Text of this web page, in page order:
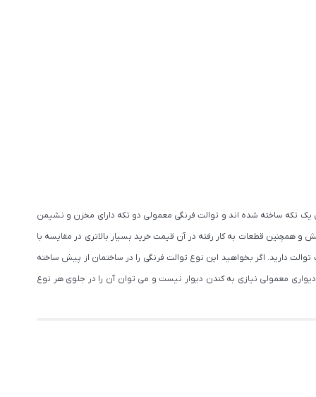
تکه ساخته شده­ اند و توالت فرنگی معمولی دو تکه دارای مخزن و نشیمن
همچنین قطعات به کار رفته در آن قیمت خرید بسیار بالاتری در مقایسه با
دارید. اگر بخواهید این نوع توالت فرنگی را در ساختمان از پیش ساخته
معمولی نیازی به کندن دیوار نیست و می توان آن را در جلوی هر نوع